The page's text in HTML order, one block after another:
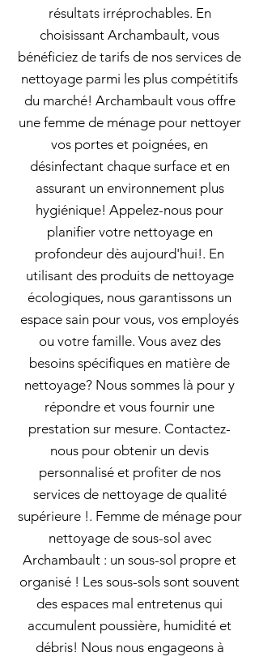
résultats irréprochables. En
choisissant Archambault, vous
bénéficiez de tarifs de nos services de
nettoyage parmi les plus compétitifs
du marché! Archambault vous offre
une femme de ménage pour nettoyer
vos portes et poignées, en
désinfectant chaque surface et en
assurant un environnement plus
hygiénique! Appelez-nous pour
planifier votre nettoyage en
profondeur dès aujourd'hui!. En
utilisant des produits de nettoyage
écologiques, nous garantissons un
espace sain pour vous, vos employés
ou votre famille. Vous avez des
besoins spécifiques en matière de
nettoyage? Nous sommes là pour y
répondre et vous fournir une
prestation sur mesure. Contactez-
nous pour obtenir un devis
personnalisé et profiter de nos
services de nettoyage de qualité
supérieure !. Femme de ménage pour
nettoyage de sous-sol avec
Archambault : un sous-sol propre et
organisé ! Les sous-sols sont souvent
des espaces mal entretenus qui
accumulent poussière, humidité et
débris! Nous nous engageons à